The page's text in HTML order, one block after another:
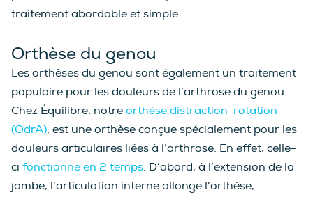
traitement abordable et simple.
Orthèse du genou
Les orthèses du genou sont également un traitement
populaire pour les douleurs de l’arthrose du genou.
Chez Équilibre, notre orthèse distraction-rotation
(OdrA), est une orthèse conçue spécialement pour les
douleurs articulaires liées à l’arthrose. En effet, celle-
ci fonctionne en 2 temps. D’abord, à l’extension de la
jambe, l’articulation interne allonge l’orthèse,